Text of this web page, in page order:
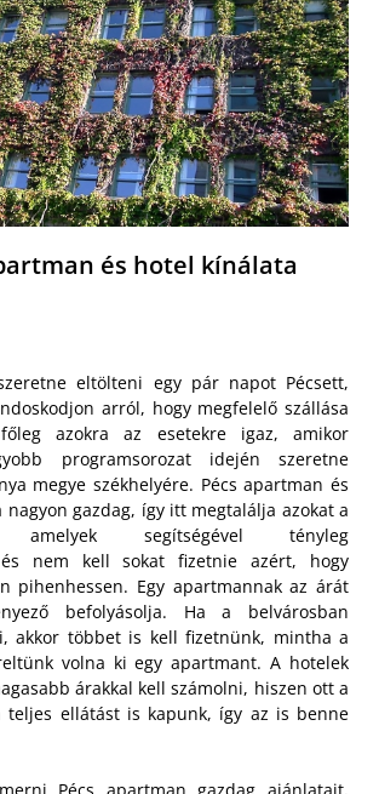
és hotel kínálata
eltölteni egy pár napot Pécsett,
arról, hogy megfelelő szállása
azokra az esetekre igaz, amikor
programsorozat idején szeretne
megye székhelyére. Pécs apartman és
nagyon gazdag, így itt megtalálja azokat a
amelyek segítségével tényleg
és nem kell sokat fizetnie azért, hogy
pihenhessen. Egy apartmannak az árát
befolyásolja. Ha a belvárosban
akkor többet is kell fizetnünk, mintha a
volna ki egy apartmant. A hotelek
árakkal kell számolni, hiszen ott a
teljes ellátást is kapunk, így az is benne